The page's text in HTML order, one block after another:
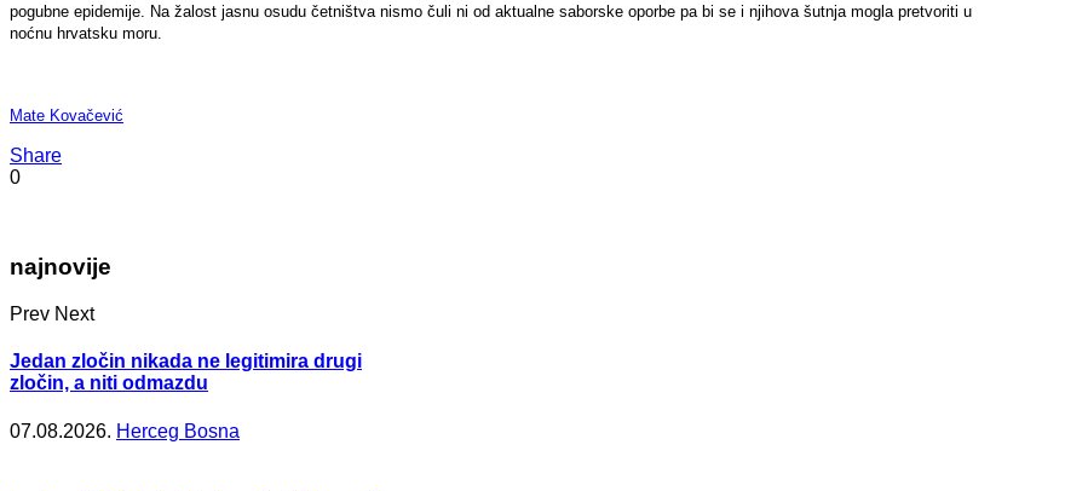
pogubne epidemije. Na žalost jasnu osudu četništva nismo čuli ni od aktualne saborske oporbe pa bi se i njihova šutnja mogla pretvoriti u
noćnu hrvatsku moru.
Mate Kovačević
Share
0
najnovije
Prev Next
Jedan zločin nikada ne legitimira drugi
zločin, a niti odmazdu
07.08.2026. Herceg Bosna